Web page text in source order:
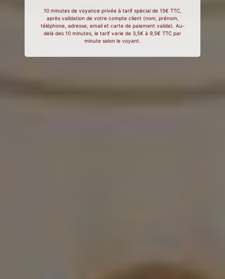
10 minutes de voyance privée à tarif spécial de 15€ TTC,
après validation de votre compte client (nom, prénom,
téléphone, adresse, email et carte de paiement valide). Au-
delà des 10 minutes, le tarif varie de 3,5€ à 9,5€ TTC par
minute selon le voyant.